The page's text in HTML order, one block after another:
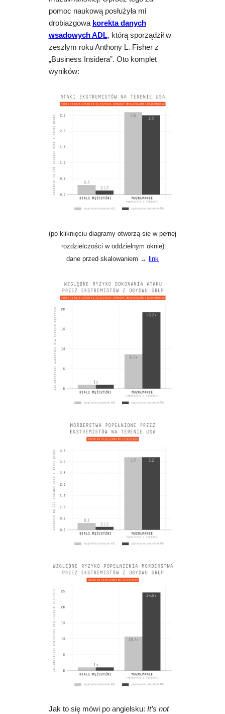
pomoc naukową posłużyła mi
drobiazgowa korekta danych
wsadowych ADL, którą sporządził w
zeszłym roku Anthony L. Fisher z
„Business Insidera”. Oto komplet
wyników:
(po kliknięciu diagramy otworzą się w pełnej
rozdzielczości w oddzielnym oknie)
dane przed skalowaniem → link
Jak to się mówi po angielsku: It’s not